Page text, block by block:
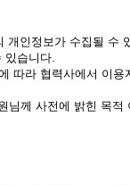
개인정보가 수집될 수
있습니다.
따라 협력사에서 이
님께 사전에 밝힌 목